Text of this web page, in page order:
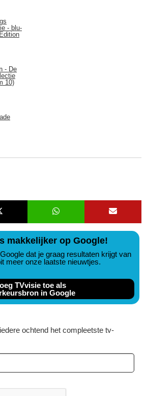
- blu-
- De
10)
makkelijker op Google!
dat je graag resultaten krijgt van
meer onze laatste nieuwtjes.
TVvisie toe als
in Google
ochtend het compleetste tv-